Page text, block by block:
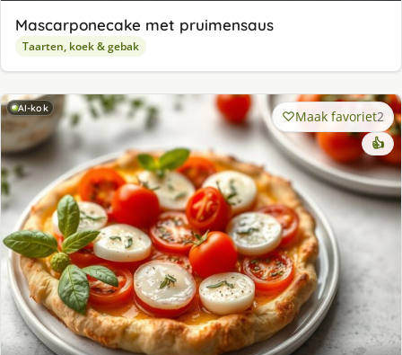
Mascarponecake met pruimensaus
Taarten, koek & gebak
AI-kok Maak favoriet2
👍